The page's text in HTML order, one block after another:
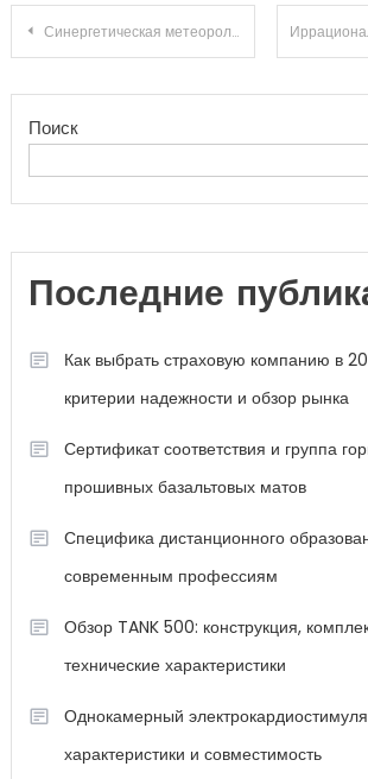
Навигация
записям
Синергетическая метеорология эмоций: фрактальная размерность образа в масштабах городской экосистемы
Поиск
Последние
Как выбрать страховую компанию в
критерии надежности и обзор рынка
Сертификат соответствия и группа
прошивных базальтовых матов
Специфика дистанционного
современным профессиям
Обзор TANK 500: конструкция,
технические характеристики
Однокамерный
характеристики и совместимость